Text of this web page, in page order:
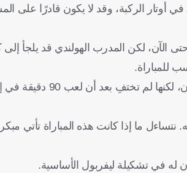
الركبة، وقد لا يكون قادرًا على
لكن المدرب الهولندي قد يلجأ إلى
للمباراة.
وأوضح سلوت أن الحارس البالغ من العمر 31 عامًا شعر
ما إذا كانت هذه المباراة تأتي مبكرة
له في تشكيلة ليفربول الأساسية.